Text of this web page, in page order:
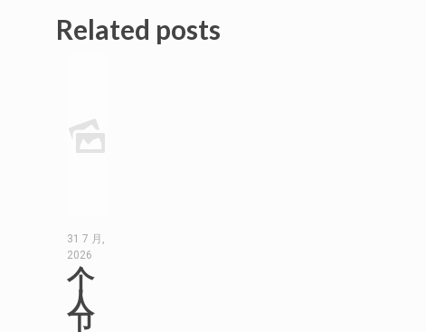
Related posts
31 7 月,
2026
个
人
卫